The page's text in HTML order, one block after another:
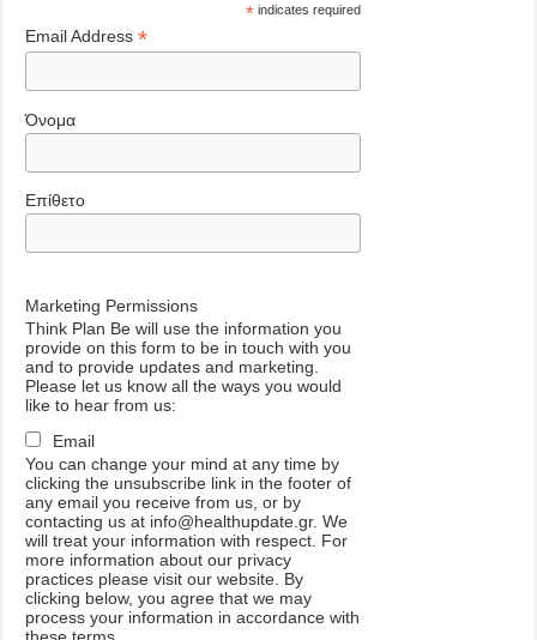
*indicates required
Email Address*
Όνομα
Επίθετο
Marketing Permissions
Think Plan Be will use the information you
provide on this form to be in touch with you
and to provide updates and marketing.
Please let us know all the ways you would
like to hear from us:
Email
You can change your mind at any time by
clicking the unsubscribe link in the footer of
any email you receive from us, or by
contacting us at info@healthupdate.gr. We
will treat your information with respect. For
more information about our privacy
practices please visit our website. By
clicking below, you agree that we may
process your information in accordance with